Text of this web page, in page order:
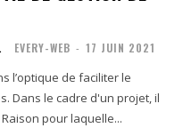
EVERY-WEB - 17 JUIN 2021
l’optique de faciliter le
Dans le cadre d'un projet, il
pour laquelle...